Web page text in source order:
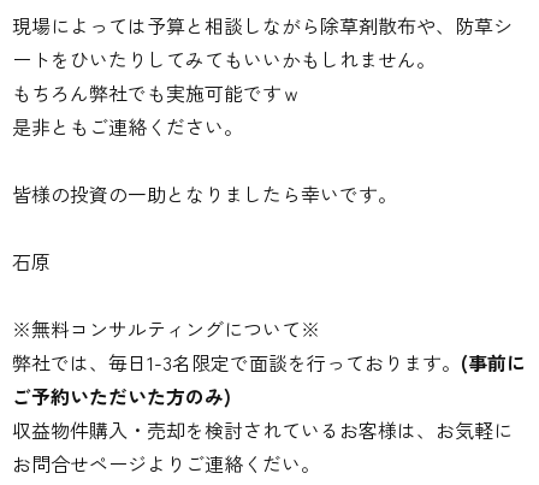
現場によっては予算と相談しながら除草剤散布や、防草シ
ートをひいたりしてみてもいいかもしれません。
もちろん弊社でも実施可能ですｗ
是非ともご連絡ください。
皆様の投資の一助となりましたら幸いです。
石原
※無料コンサルティングについて※
弊社では、毎日1-3名限定で面談を行っております。 (事前に
ご予約いただいた方のみ)
収益物件購入・売却を検討されているお客様は、お気軽に
お問合せページよりご連絡くだい。